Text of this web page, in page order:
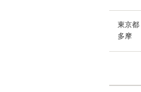
東京都
多摩